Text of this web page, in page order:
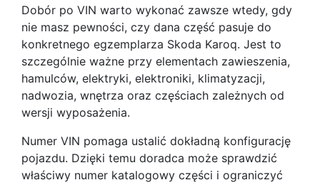
Dobór po VIN warto wykonać zawsze wtedy, gdy
nie masz pewności, czy dana część pasuje do
konkretnego egzemplarza Skoda Karoq. Jest to
szczególnie ważne przy elementach zawieszenia,
hamulców, elektryki, elektroniki, klimatyzacji,
nadwozia, wnętrza oraz częściach zależnych od
wersji wyposażenia.
Numer VIN pomaga ustalić dokładną konfigurację
pojazdu. Dzięki temu doradca może sprawdzić
właściwy numer katalogowy części i ograniczyć